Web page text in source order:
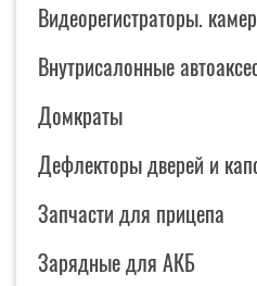
Видеорегистраторы.
Внутрисалонные
Домкраты
Дефлекторы дверей и
Запчасти для прицепа
Зарядные для АКБ